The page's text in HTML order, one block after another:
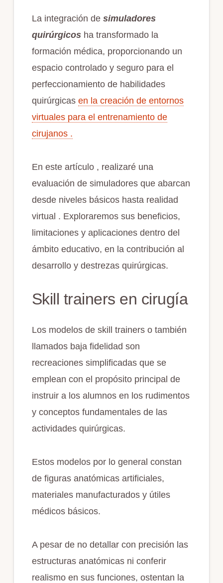
La integración de simuladores
quirúrgicos ha transformado la
formación médica, proporcionando un
espacio controlado y seguro para el
perfeccionamiento de habilidades
quirúrgicas en la creación de entornos
virtuales para el entrenamiento de
cirujanos .
En este artículo , realizaré una
evaluación de simuladores que abarcan
desde niveles básicos hasta realidad
virtual . Exploraremos sus beneficios,
limitaciones y aplicaciones dentro del
ámbito educativo, en la contribución al
desarrollo y destrezas quirúrgicas.
Skill trainers en cirugía
Los modelos de skill trainers o también
llamados baja fidelidad son
recreaciones simplificadas que se
emplean con el propósito principal de
instruir a los alumnos en los rudimentos
y conceptos fundamentales de las
actividades quirúrgicas.
Estos modelos por lo general constan
de figuras anatómicas artificiales,
materiales manufacturados y útiles
médicos básicos.
A pesar de no detallar con precisión las
estructuras anatómicas ni conferir
realismo en sus funciones, ostentan la